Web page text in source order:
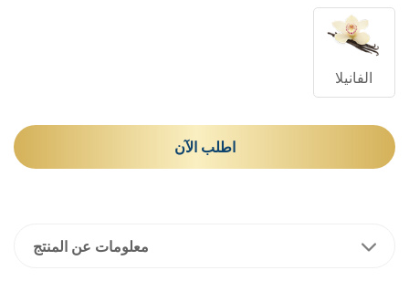
الفانيلا
اطلب الآن
معلومات عن المنتج